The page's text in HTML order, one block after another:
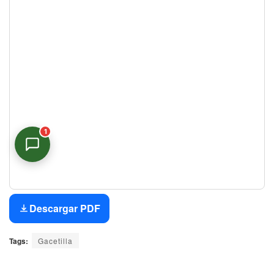
Descargar PDF
Tags: Gacetilla
1
Asistente Virtual
En línea